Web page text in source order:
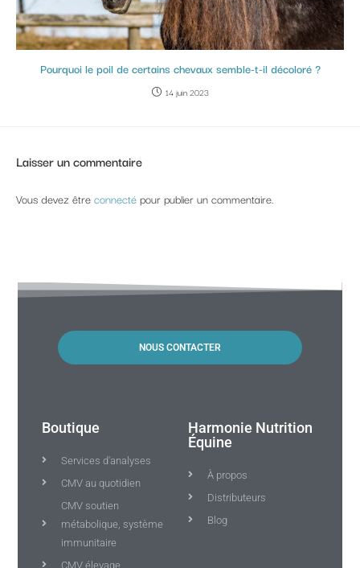
Pourquoi le poil de certains chevaux semble-t-il décoloré ?
14 juin 2023
Laisser un commentaire
Vous devez êtreconnectépour publier un commentaire.
NOUS CONTACTER
Boutique
Services d'analyses
CMV au quotidien
CMV soutien
métabolique, système
immunitaire
CMV élevage
Harmonie Nutrition
Équine
À propos
Distributeurs
Blog